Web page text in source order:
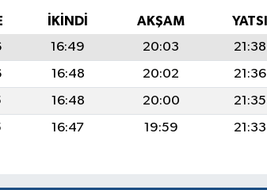
İKINDI AKŞAM
YATSI
16:49 20:03
21:38
16:48 20:02
21:36
16:48 20:00
21:35
16:47 19:59 21:33